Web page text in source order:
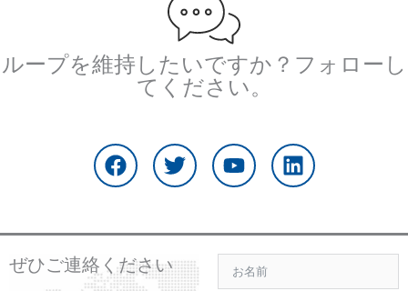
ループを維持したいですか？フォローし
てください。
ェ
イ
ス
ッ
ク
イ
ッ
タ
o
u
t
b
e
ン
ク
ト
ン
ぜひご連絡ください